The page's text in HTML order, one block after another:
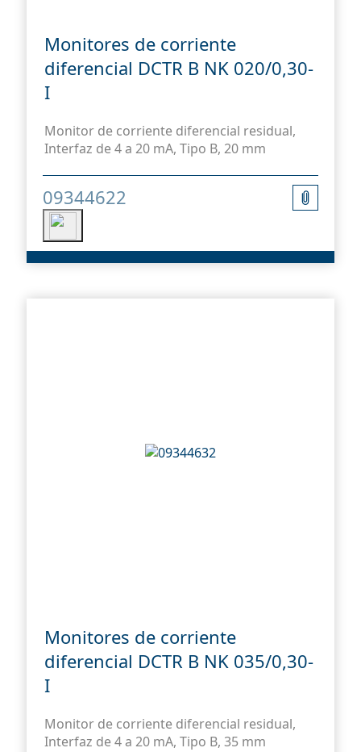
Monitores de corriente
diferencial DCTR B NK 020/0,30-
I
Monitor de corriente diferencial residual,
Interfaz de 4 a 20 mA, Tipo B, 20 mm
09344622
Monitores de corriente
diferencial DCTR B NK 035/0,30-
I
Monitor de corriente diferencial residual,
Interfaz de 4 a 20 mA, Tipo B, 35 mm